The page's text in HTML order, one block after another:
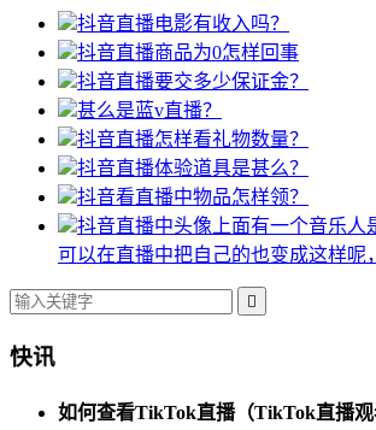
抖音直播电影有收入吗？
抖音直播商品为0怎样回事
抖音直播要交多少保证金？
甚么是蓝v直播？
抖音直播怎样看礼物数量？
抖音直播体验道具是甚么？
抖音看直播中物品怎样领？
抖音直播中头像上面有一个音乐人
可以在直播中把自己的也变成这样呢

快讯
如何查看TikTok直播（TikTok直播观